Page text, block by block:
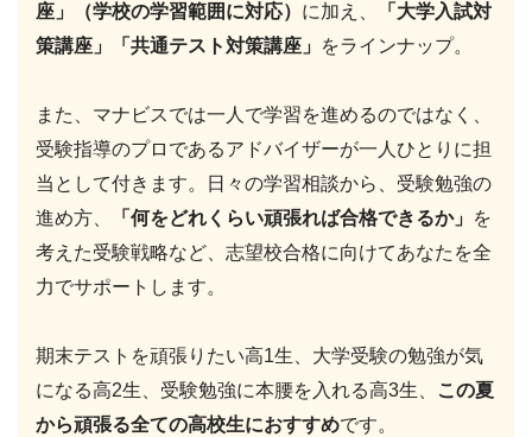
座」（学校の学習範囲に対応） に加え、
「大学入試対
策講座」「共通テスト対策講座」 をラインナップ。
また、マナビスでは一人で学習を進めるのではなく、
受験指導のプロであるアドバイザーが一人ひとりに担
当として付きます。日々の学習相談から、受験勉強の
進め方、
「何をどれくらい頑張れば合格できるか」 を
考えた受験戦略など、志望校合格に向けてあなたを全
力でサポートします。
期末テストを頑張りたい高1生、大学受験の勉強が気
になる高2生、受験勉強に本腰を入れる高3生、
この夏
から頑張る全ての高校生におすすめです。